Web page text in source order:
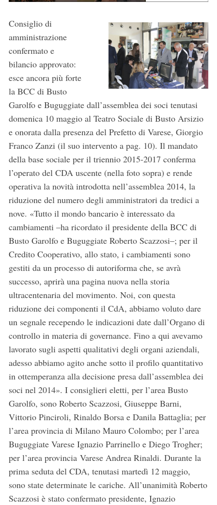
Consiglio di
amministrazione
confermato e
bilancio approvato:
esce ancora più forte
la BCC di Busto
Garolfo e Buguggiate dall’assemblea dei soci tenutasi
domenica 10 maggio al Teatro Sociale di Busto Arsizio
e onorata dalla presenza del Prefetto di Varese, Giorgio
Franco Zanzi (il suo intervento a pag. 10). Il mandato
della base sociale per il triennio 2015-2017 conferma
l’operato del CDA uscente (nella foto sopra) e rende
operativa la novità introdotta nell’assemblea 2014, la
riduzione del numero degli amministratori da tredici a
nove. «Tutto il mondo bancario è interessato da
cambiamenti –ha ricordato il presidente della BCC di
Busto Garolfo e Buguggiate Roberto Scazzosi–; per il
Credito Cooperativo, allo stato, i cambiamenti sono
gestiti da un processo di autoriforma che, se avrà
successo, aprirà una pagina nuova nella storia
ultracentenaria del movimento. Noi, con questa
riduzione dei componenti il CdA, abbiamo voluto dare
un segnale recependo le indicazioni date dall’Organo di
controllo in materia di governance. Fino a qui avevamo
lavorato sugli aspetti qualitativi degli organi aziendali,
adesso abbiamo agito anche sotto il profilo quantitativo
in ottemperanza alla decisione presa dall’assemblea dei
soci nel 2014». I consiglieri eletti, per l’area Busto
Garolfo, sono Roberto Scazzosi, Giuseppe Barni,
Vittorio Pinciroli, Rinaldo Borsa e Danila Battaglia; per
l’area provincia di Milano Mauro Colombo; per l’area
Buguggiate Varese Ignazio Parrinello e Diego Trogher;
per l’area provincia Varese Andrea Rinaldi. Durante la
prima seduta del CDA, tenutasi martedì 12 maggio,
sono state determinate le cariche. All’unanimità Roberto
Scazzosi è stato confermato presidente, Ignazio